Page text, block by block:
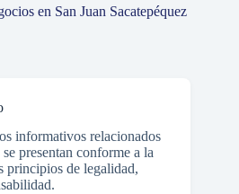
en San Juan Sacatepéquez
informativos relacionados
presentan conforme a la
principios de legalidad,